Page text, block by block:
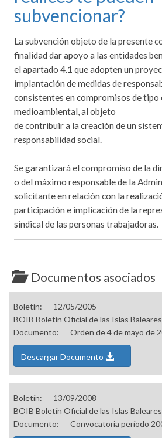
subvencionar?
La subvención objeto de la presente
finalidad dar apoyo a las entidades
el apartado 4.1 que adopten un
implantación de medidas de
consistentes en compromisos de tipo
medioambiental, al objeto
de contribuir a la creación de un
responsabilidad social.
Se garantizará el compromiso de la
o del máximo responsable de la
solicitante en relación con la
participación e implicación de la
sindical de las personas trabajadoras.
Documentos asociados
Boletín:
12/05/2005
BOIB Boletín Oficial de las Islas
Documento:
Orden de 4 de mayo de
Descargar Documento
Boletín:
13/09/2008
BOIB Boletín Oficial de las Islas
Documento:
Convocatoria período